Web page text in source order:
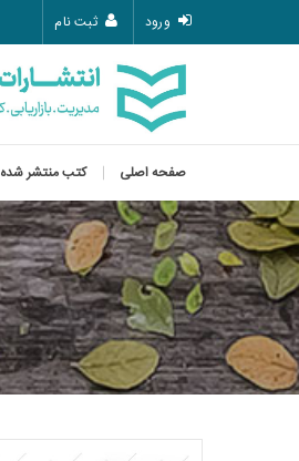
ورود ثبت نام
صفحه اصلی کتب منتشر شده